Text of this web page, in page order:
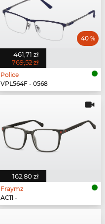
461,71 zł
769,52 zł
40 %
Police
VPL564F - 0568
162,80 zł
Fraymz
AC11 -